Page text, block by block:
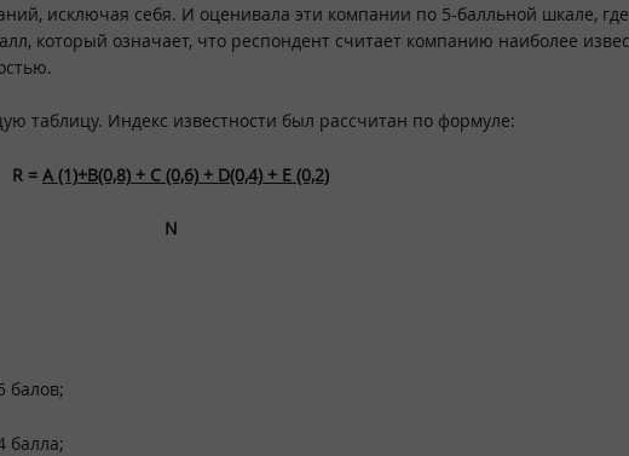
исключая себя. И оценивала эти компании по 5-балльной шкале,
который означает, что респондент считает компанию наиболее
таблицу. Индекс известности был рассчитан по формуле:
R = A (1)+B(0,8) + С (0,6) + D(0,4) + E (0,2)
N
балов;
балла;